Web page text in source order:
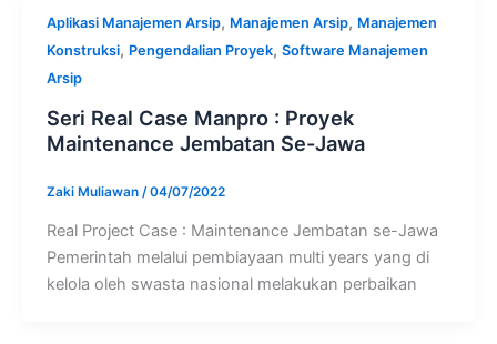
Aplikasi Manajemen Arsip, Manajemen Arsip, Manajemen
Konstruksi, Pengendalian Proyek, Software Manajemen
Arsip
Seri Real Case Manpro : Proyek
Maintenance Jembatan Se-Jawa
Zaki Muliawan /04/07/2022
Real Project Case : Maintenance Jembatan se-Jawa
Pemerintah melalui pembiayaan multi years yang di
kelola oleh swasta nasional melakukan perbaikan